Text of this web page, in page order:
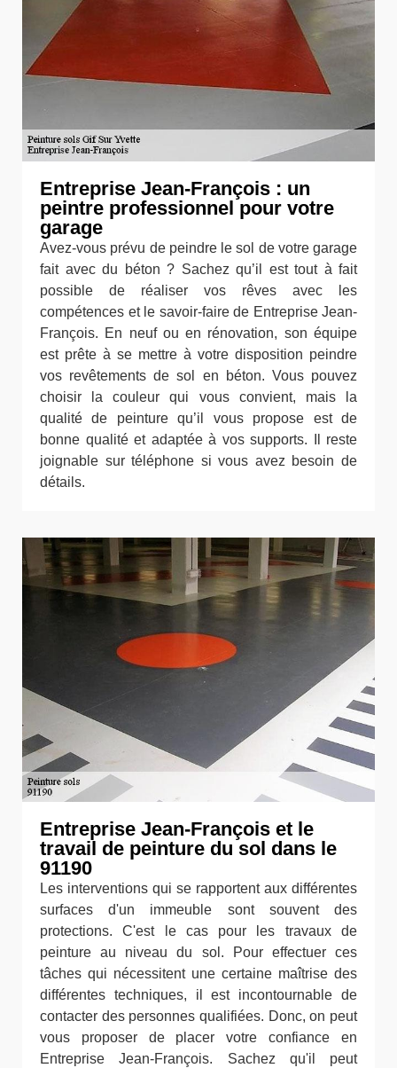
Entreprise Jean-François : un
peintre professionnel pour votre
garage
Avez-vous prévu de peindre le sol de votre garage
fait avec du béton ? Sachez qu’il est tout à fait
possible de réaliser vos rêves avec les
compétences et le savoir-faire de Entreprise Jean-
François. En neuf ou en rénovation, son équipe
est prête à se mettre à votre disposition peindre
vos revêtements de sol en béton. Vous pouvez
choisir la couleur qui vous convient, mais la
qualité de peinture qu’il vous propose est de
bonne qualité et adaptée à vos supports. Il reste
joignable sur téléphone si vous avez besoin de
détails.
Entreprise Jean-François et le
travail de peinture du sol dans le
91190
Les interventions qui se rapportent aux différentes
surfaces d'un immeuble sont souvent des
protections. C'est le cas pour les travaux de
peinture au niveau du sol. Pour effectuer ces
tâches qui nécessitent une certaine maîtrise des
différentes techniques, il est incontournable de
contacter des personnes qualifiées. Donc, on peut
vous proposer de placer votre confiance en
Entreprise Jean-François. Sachez qu'il peut